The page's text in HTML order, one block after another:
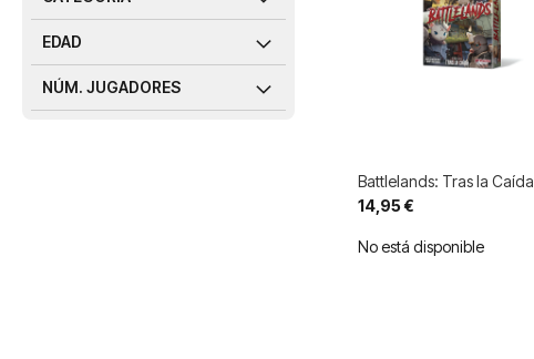
Battlelands: Tras la Caída
14,95 €
No está disponible
EDAD
NÚM. JUGADORES